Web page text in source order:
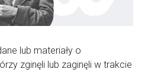
lub materiały o
zginęli lub zaginęli w trakcie